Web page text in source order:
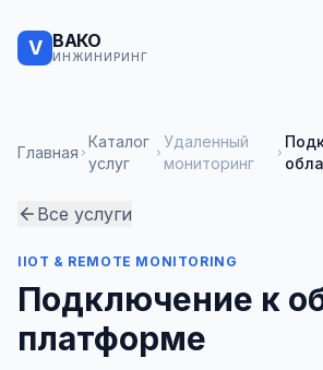
V ВАКО
ИНЖИНИРИНГ
Главная
Каталог
услуг
Удаленный
мониторинг
Все услуги
IIOT & REMOTE MONITORING
Подключение к
платформе